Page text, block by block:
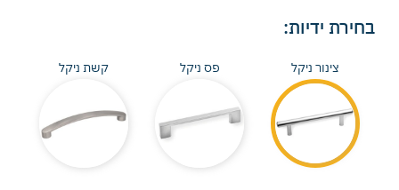
בחירת ידיות:
צינור ניקל פס ניקל קשת ניקל